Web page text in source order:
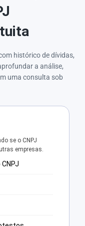
histórico de dívidas,
a análise,
uma consulta sob
se o CNPJ
empresas.